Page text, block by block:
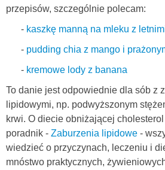
przepisów, szczególnie polecam:
- kaszkę manną na mleku z
- pudding chia z mango i
- kremowe lody z banana
To danie jest odpowiednie dla sób z
lipidowymi, np. podwyższonym
krwi. O diecie obniżającej
poradnik - Zaburzenia lipidowe -
wiedzieć o przyczynach, leczeniu i
mnóstwo praktycznych,